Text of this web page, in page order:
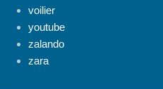
voilier
youtube
zalando
zara